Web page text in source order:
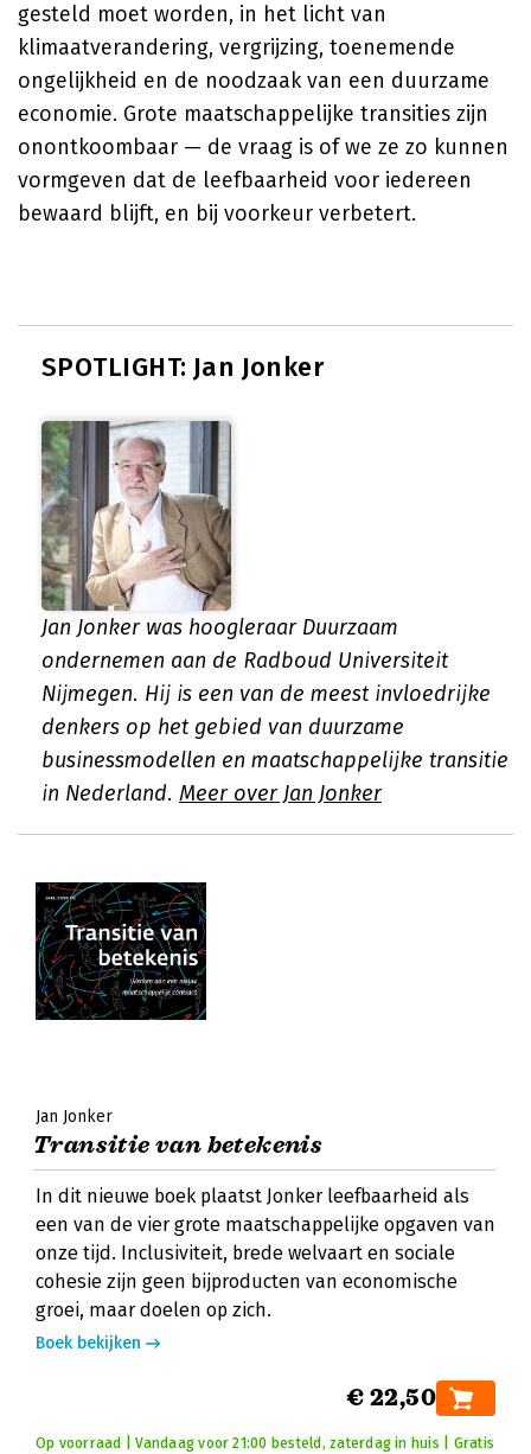
gesteld moet worden, in het licht van
klimaatverandering, vergrijzing, toenemende
ongelijkheid en de noodzaak van een duurzame
economie. Grote maatschappelijke transities zijn
onontkoombaar — de vraag is of we ze zo kunnen
vormgeven dat de leefbaarheid voor iedereen
bewaard blijft, en bij voorkeur verbetert.
SPOTLIGHT: Jan Jonker
Jan Jonker was hoogleraar Duurzaam
ondernemen aan de Radboud Universiteit
Nijmegen. Hij is een van de meest invloedrijke
denkers op het gebied van duurzame
businessmodellen en maatschappelijke transitie
in Nederland. Meer over Jan Jonker
Jan Jonker
Transitie van betekenis
In dit nieuwe boek plaatst Jonker leefbaarheid als
een van de vier grote maatschappelijke opgaven van
onze tijd. Inclusiviteit, brede welvaart en sociale
cohesie zijn geen bijproducten van economische
groei, maar doelen op zich.
Boek bekijken
€ 22,50
Op voorraad | Vandaag voor 21:00 besteld, zaterdag in huis | Gratis